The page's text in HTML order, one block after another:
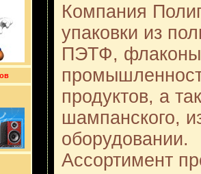
Компания
упаковки из
ПЭТФ, флаконы
продуктов, а
шампанского,
оборудовании.
Ассортимент